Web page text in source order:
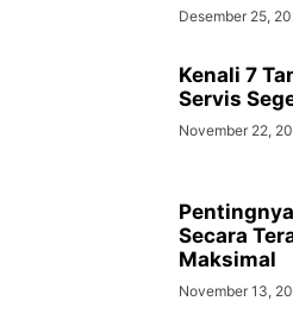
Desember 25,
Kenali 7
Servis
November 22,
Secara
Maksimal
November 13,